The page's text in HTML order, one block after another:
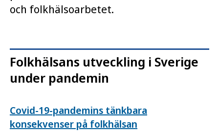
och folkhälsoarbetet.
Folkhälsans utveckling i Sverige
under pandemin
Covid-19-pandemins tänkbara
konsekvenser på folkhälsan